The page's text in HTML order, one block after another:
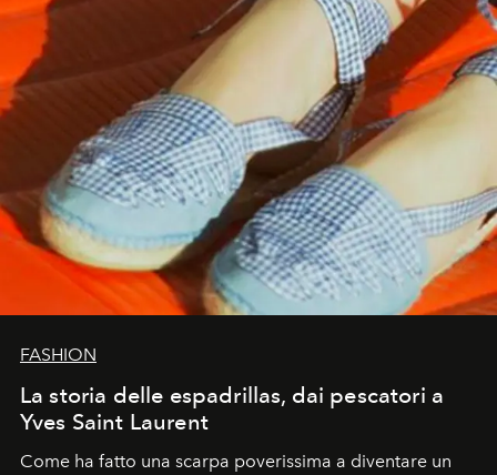
FASHION
La storia delle espadrillas, dai pescatori a
Yves Saint Laurent
Come ha fatto una scarpa poverissima a diventare un